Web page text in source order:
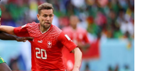
健康 军事
图片 政务